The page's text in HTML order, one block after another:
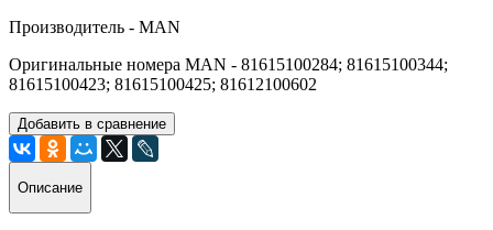
Производитель - MAN
Оригинальные номера MAN - 81615100284; 81615100344;
81615100423; 81615100425; 81612100602
Добавить в сравнение
Описание